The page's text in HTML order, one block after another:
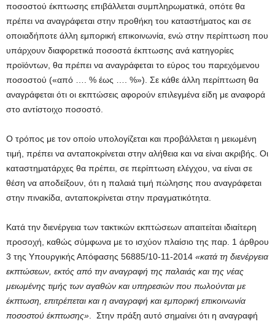
ποσοστού έκπτωσης επιβάλλεται συμπληρωματικά, οπότε θα
πρέπει να αναγράφεται στην προθήκη του καταστήματος και σε
οποιαδήποτε άλλη εμπορική επικοινωνία, ενώ στην περίπτωση που
υπάρχουν διαφορετικά ποσοστά έκπτωσης ανά κατηγορίες
προϊόντων, θα πρέπει να αναγράφεται το εύρος του παρεχόμενου
ποσοστού («από …. % έως …. %»). Σε κάθε άλλη περίπτωση θα
αναγράφεται ότι οι εκπτώσεις αφορούν επιλεγμένα είδη με αναφορά
στο αντίστοιχο ποσοστό.
Ο τρόπος με τον οποίο υπολογίζεται και προβάλλεται η μειωμένη
τιμή, πρέπει να ανταποκρίνεται στην αλήθεια και να είναι ακριβής. Οι
καταστηματάρχες θα πρέπει, σε περίπτωση ελέγχου, να είναι σε
θέση να αποδείξουν, ότι η παλαιά τιμή πώλησης που αναγράφεται
στην πινακίδα, ανταποκρίνεται στην πραγματικότητα.
Κατά την διενέργεια των τακτικών εκπτώσεων απαιτείται ιδιαίτερη
προσοχή, καθώς σύμφωνα με το ισχύον πλαίσιο της παρ. 1 άρθρου
3 της Υπουργικής Απόφασης 56885/10-11-2014 «κατά τη διενέργεια
εκπτώσεων, εκτός από την αναγραφή της παλαιάς και της νέας
μειωμένης τιμής των αγαθών και υπηρεσιών που πωλούνται με
έκπτωση, επιτρέπεται και η αναγραφή και εμπορική επικοινωνία
ποσοστού έκπτωσης» . Στην πράξη αυτό σημαίνει ότι η αναγραφή